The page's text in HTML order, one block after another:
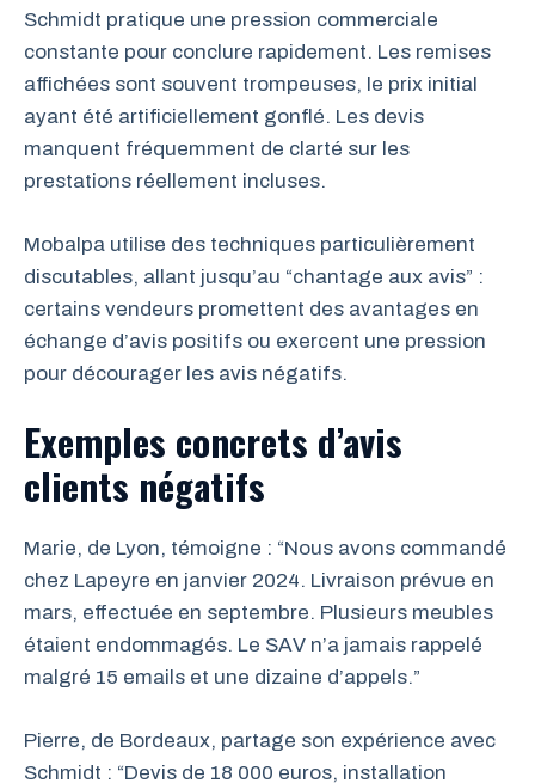
Schmidt pratique une pression commerciale
constante pour conclure rapidement. Les remises
affichées sont souvent trompeuses, le prix initial
ayant été artificiellement gonflé. Les devis
manquent fréquemment de clarté sur les
prestations réellement incluses.
Mobalpa utilise des techniques particulièrement
discutables, allant jusqu’au “chantage aux avis” :
certains vendeurs promettent des avantages en
échange d’avis positifs ou exercent une pression
pour décourager les avis négatifs.
Exemples concrets d’avis
clients négatifs
Marie, de Lyon, témoigne : “Nous avons commandé
chez Lapeyre en janvier 2024. Livraison prévue en
mars, effectuée en septembre. Plusieurs meubles
étaient endommagés. Le SAV n’a jamais rappelé
malgré 15 emails et une dizaine d’appels.”
Pierre, de Bordeaux, partage son expérience avec
Schmidt : “Devis de 18 000 euros, installation